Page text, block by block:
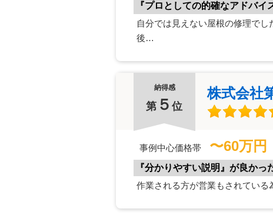
『プロとしての的確なアドバイ
自分では見えない屋根の修理で
後…
納得感
第 ５ 位
株式会社
事例中心価格帯 〜60万円
『分かりやすい説明』が良かっ
作業される方が営業もされてい